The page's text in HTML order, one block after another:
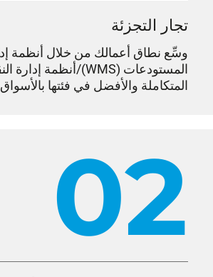
تجار التجزئة
وسِّع نطاق أعمالك من خلال أنظمة إدارة
المتكاملة والأفضل في فئتها بالأسواق
02